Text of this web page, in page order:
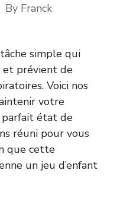
By Franck
simple qui
et prévient de
Voici nos
votre
état de
réuni pour vous
que cette
un jeu d’enfant